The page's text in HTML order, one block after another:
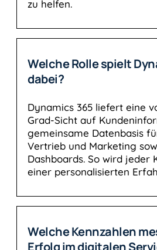
zu helfen.
Welche Rolle spielt
dabei?
Dynamics 365 liefert eine
Grad-Sicht auf
gemeinsame Datenbasis
Vertrieb und Marketing
Dashboards. So wird jeder
einer personalisierten
Welche Kennzahlen